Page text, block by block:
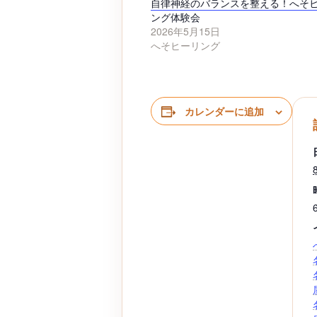
自律神経のバランスを整える！へそ
ング体験会
2026年5月15日
へそヒーリング
カレンダーに追加